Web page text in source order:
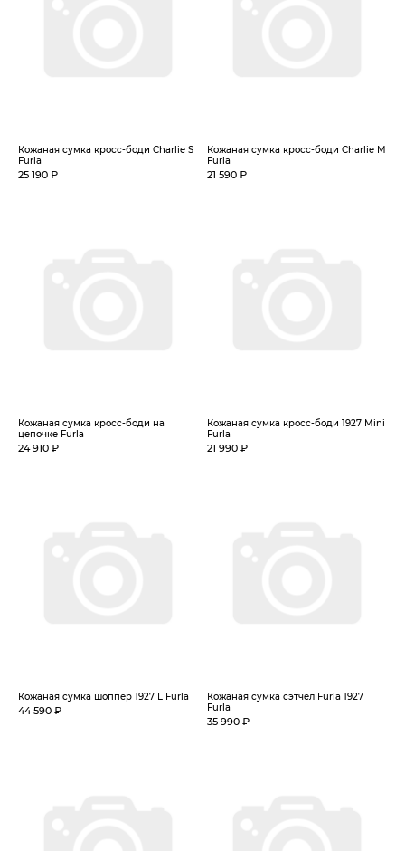
Кожаная сумка кросс-боди Charlie S
Furla
25 190 ₽
Кожаная сумка кросс-боди Charlie M
Furla
21 590 ₽
Кожаная сумка кросс-боди на
цепочке Furla
24 910 ₽
Кожаная сумка кросс-боди 1927 Mini
Furla
21 990 ₽
Кожаная сумка шоппер 1927 L Furla
44 590 ₽
Кожаная сумка сэтчел Furla 1927
Furla
35 990 ₽